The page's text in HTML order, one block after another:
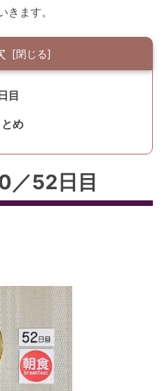
ます。
目
め
／52日目